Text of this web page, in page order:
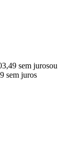
sem jurosou
sem juros